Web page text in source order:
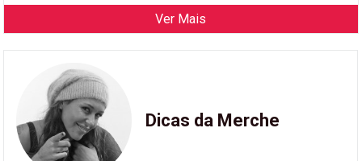
Ver Mais
Dicas da Merche